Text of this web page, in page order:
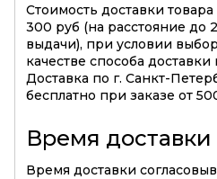
Стоимость доставки
300 руб (на расстояние до
выдачи), при условии
качестве способа
Доставка по г. Санкт-
бесплатно при заказе от
Время доставки
Время доставки